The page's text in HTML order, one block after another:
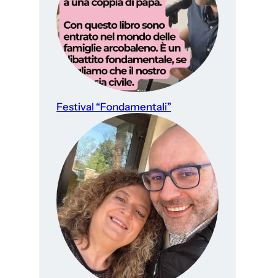
Festival “Fondamentali”